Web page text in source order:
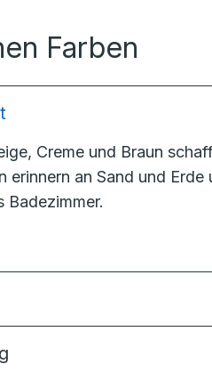
Farben
Creme und Braun
erinnern an Sand und
Badezimmer.